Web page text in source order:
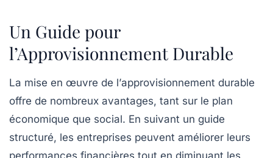
Un Guide pour
l’Approvisionnement Durable
La mise en œuvre de l’approvisionnement durable
offre de nombreux avantages, tant sur le plan
économique que social. En suivant un guide
structuré, les entreprises peuvent améliorer leurs
performances financières tout en diminuant les